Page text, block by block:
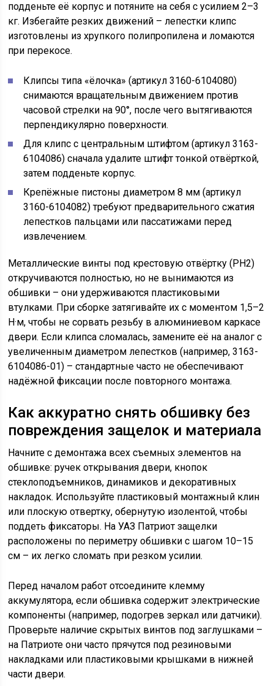
подденьте её корпус и потяните на себя с усилием 2–3
кг. Избегайте резких движений – лепестки клипс
изготовлены из хрупкого полипропилена и ломаются
при перекосе.
Клипсы типа «ёлочка» (артикул 3160-6104080)
снимаются вращательным движением против
часовой стрелки на 90°, после чего вытягиваются
перпендикулярно поверхности.
Для клипс с центральным штифтом (артикул 3163-
6104086) сначала удалите штифт тонкой отвёрткой,
затем подденьте корпус.
Крепёжные пистоны диаметром 8 мм (артикул
3160-6104082) требуют предварительного сжатия
лепестков пальцами или пассатижами перед
извлечением.
Металлические винты под крестовую отвёртку (PH2)
откручиваются полностью, но не вынимаются из
обшивки – они удерживаются пластиковыми
втулками. При сборке затягивайте их с моментом 1,5–2
Н·м, чтобы не сорвать резьбу в алюминиевом каркасе
двери. Если клипса сломалась, замените её на аналог с
увеличенным диаметром лепестков (например, 3163-
6104086-01) – стандартные часто не обеспечивают
надёжной фиксации после повторного монтажа.
Как аккуратно снять обшивку без
повреждения защелок и материала
Начните с демонтажа всех съемных элементов на
обшивке: ручек открывания двери, кнопок
стеклоподъемников, динамиков и декоративных
накладок. Используйте пластиковый монтажный клин
или плоскую отвертку, обернутую изолентой, чтобы
поддеть фиксаторы. На УАЗ Патриот защелки
расположены по периметру обшивки с шагом 10–15
см – их легко сломать при резком усилии.
Перед началом работ отсоедините клемму
аккумулятора, если обшивка содержит электрические
компоненты (например, подогрев зеркал или датчики).
Проверьте наличие скрытых винтов под заглушками –
на Патриоте они часто прячутся под резиновыми
накладками или пластиковыми крышками в нижней
части двери.